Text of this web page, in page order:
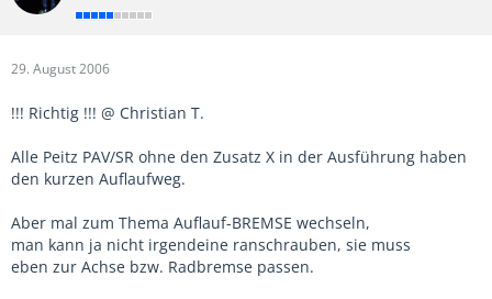
29. August 2006
!!! Richtig !!! @ Christian T.
Alle Peitz PAV/SR ohne den Zusatz X in der Ausführung haben
den kurzen Auflaufweg.
Aber mal zum Thema Auflauf-BREMSE wechseln,
man kann ja nicht irgendeine ranschrauben, sie muss
eben zur Achse bzw. Radbremse passen.